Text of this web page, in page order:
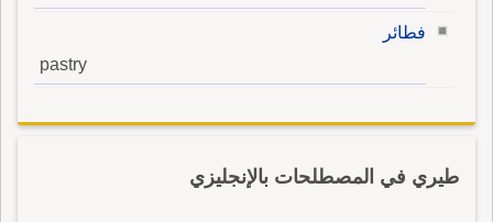
فطائر
pastry
طيري في المصطلحات بالإنجليزي